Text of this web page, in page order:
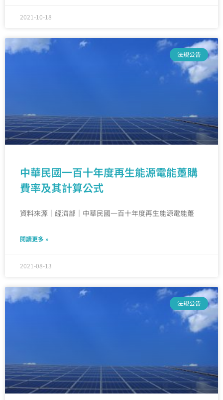
2021-10-18
法規公告
中華民國一百十年度再生能源電能躉購
費率及其計算公式
資料來源｜經濟部｜中華民國一百十年度再生能源電能躉
閱讀更多 »
2021-08-13
法規公告